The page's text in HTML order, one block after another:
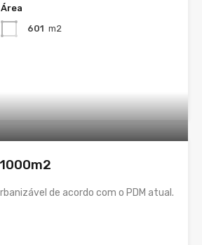
Área
601 m2
de acordo com o PDM atual.